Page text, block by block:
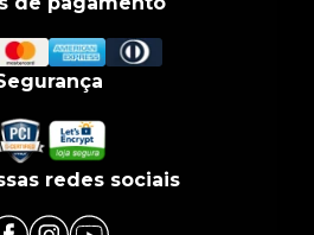
redes sociais